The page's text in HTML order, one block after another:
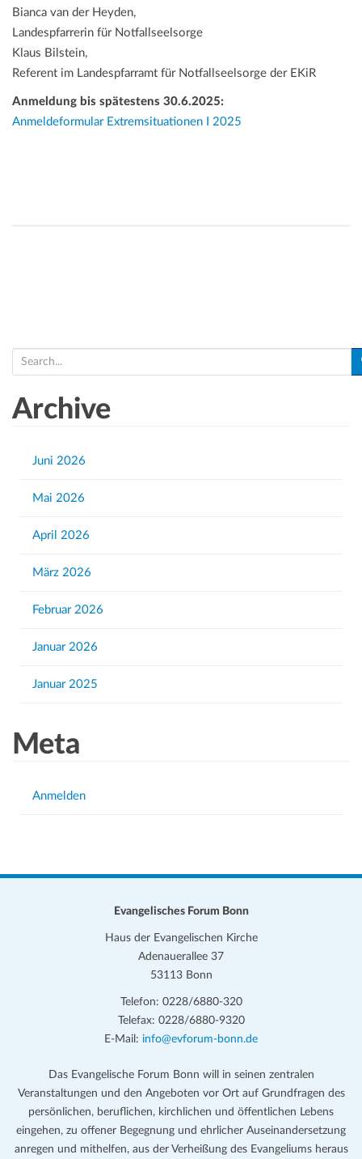
Bianca van der Heyden,
Landespfarrerin für Notfallseelsorge
Klaus Bilstein,
Referent im Landespfarramt für Notfallseelsorge der EKiR
Anmeldung bis spätestens 30.6.2025:
Anmeldeformular Extremsituationen I 2025
e
rArchive
Juni 2026
Mai 2026
April 2026
März 2026
Februar 2026
Januar 2026
Januar 2025
Meta
Anmelden
Evangelisches Forum Bonn
Haus der Evangelischen Kirche
Adenauerallee 37
53113 Bonn
Telefon: 0228/6880-320
Telefax: 0228/6880-9320
E-Mail: info@evforum-bonn.de
Das Evangelische Forum Bonn will in seinen zentralen
Veranstaltungen und den Angeboten vor Ort auf Grundfragen des
persönlichen, beruflichen, kirchlichen und öffentlichen Lebens
eingehen, zu offener Begegnung und ehrlicher Auseinandersetzung
anregen und mithelfen, aus der Verheißung des Evangeliums heraus